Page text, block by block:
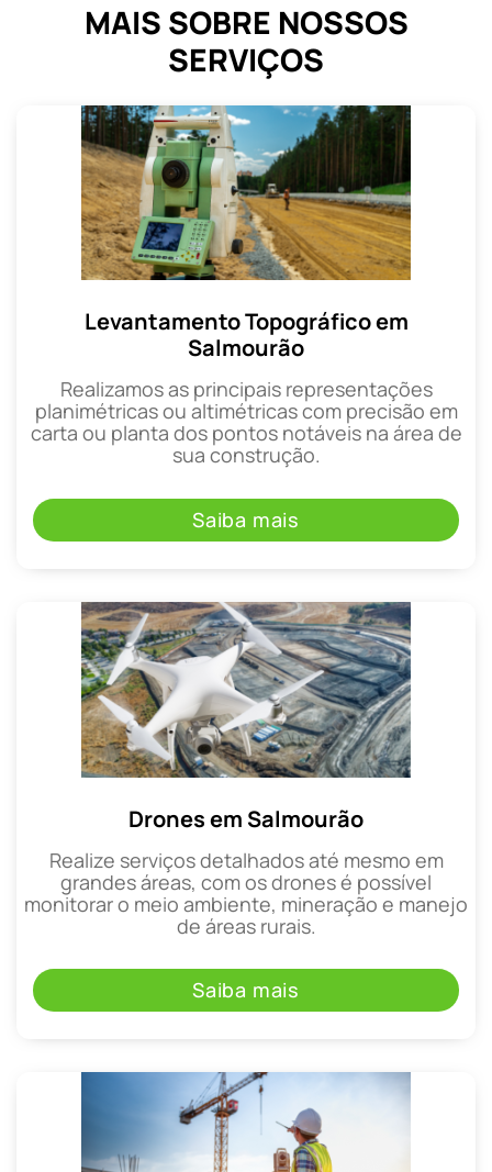
MAIS SOBRE NOSSOS
SERVIÇOS
Levantamento Topográfico em
Salmourão
Realizamos as principais representações
planimétricas ou altimétricas com precisão em
carta ou planta dos pontos notáveis na área de
sua construção.
Saiba mais
Drones em Salmourão
Realize serviços detalhados até mesmo em
grandes áreas, com os drones é possível
monitorar o meio ambiente, mineração e manejo
de áreas rurais.
Saiba mais